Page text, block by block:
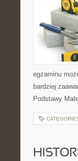
egzaminu
bardziej
Podstawy